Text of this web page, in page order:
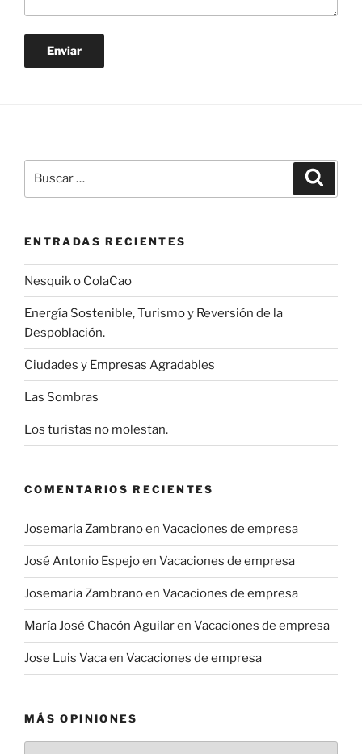
por:
ENTRADAS RECIENTES
Nesquik o ColaCao
Energía Sostenible, Turismo y Reversión de la
Despoblación.
Ciudades y Empresas Agradables
Las Sombras
Los turistas no molestan.
COMENTARIOS RECIENTES
Josemaria Zambranoen Vacaciones de empresa
José Antonio Espejoen Vacaciones de empresa
Josemaria Zambranoen Vacaciones de empresa
María José Chacón Aguilaren Vacaciones de empresa
Jose Luis Vacaen Vacaciones de empresa
MÁS OPINIONES